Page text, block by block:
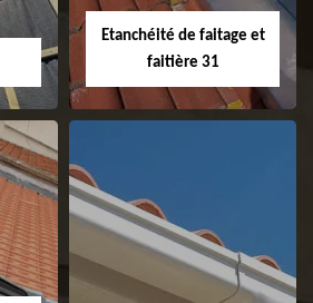
Etanchéité de faitage et
faitière 31
Etanchéité de
faitage et faitière
31